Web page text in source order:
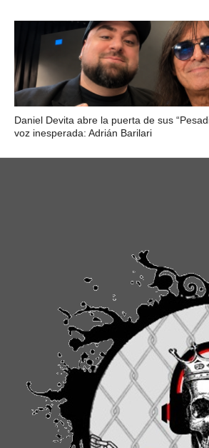
Daniel Devita abre la puerta de sus
voz inesperada: Adrián Barilari